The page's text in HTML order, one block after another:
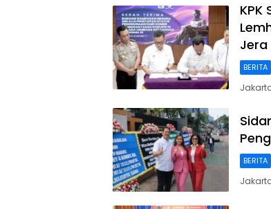
KPK
BERITA
BERITA